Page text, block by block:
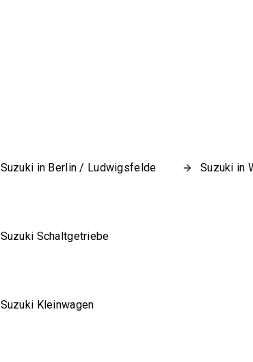
Suzuki in Berlin / Ludwigsfelde Suzuki in
Suzuki Schaltgetriebe
Suzuki Kleinwagen